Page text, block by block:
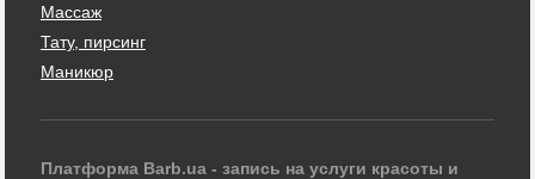
Массаж
Тату, пирсинг
Маникюр
Платформа Barb.ua - запись на услуги красоты и